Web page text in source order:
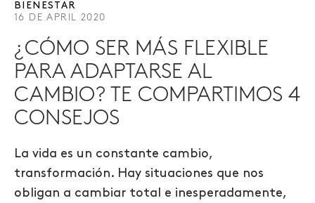
BIENESTAR
16 DE APRIL 2020
¿CÓMO SER MÁS FLEXIBLE
PARA ADAPTARSE AL
CAMBIO? TE COMPARTIMOS 4
CONSEJOS
La vida es un constante cambio,
transformación. Hay situaciones que nos
obligan a cambiar total e inesperadamente,